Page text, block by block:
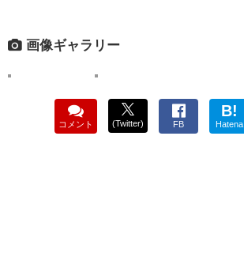
画像ギャラリー
コメント (Twitter) FB
B!
Hatena